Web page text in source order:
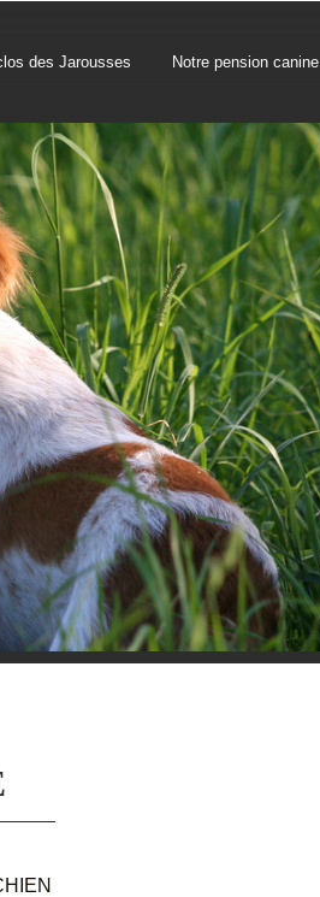
des Jarousses Notre pension canine